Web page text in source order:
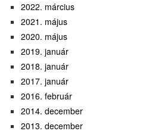
2022. március
2021. május
2020. május
2019. január
2018. január
2017. január
2016. február
2014. december
2013. december